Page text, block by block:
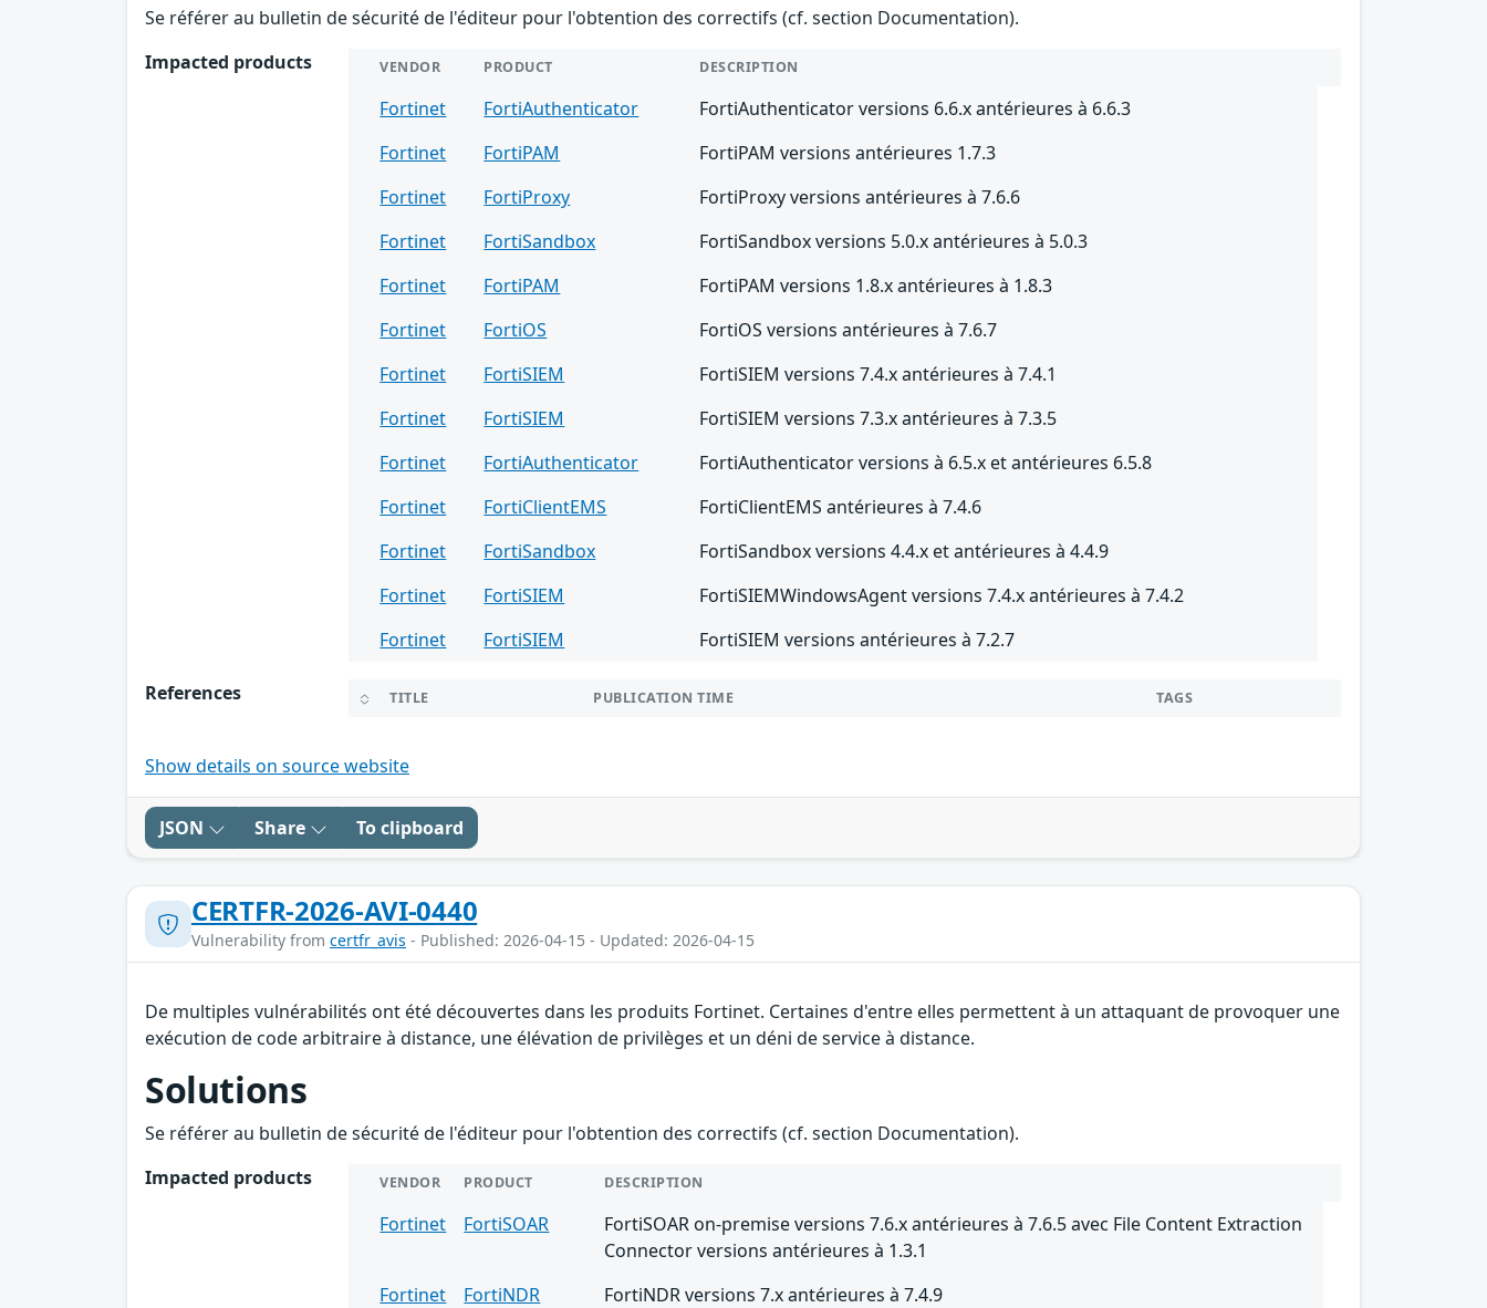
Se référer au bulletin de sécurité de l'éditeur pour l'obtention des correctifs (cf. section Documentation).
Impacted products
VENDOR PRODUCT DESCRIPTION
Fortinet FortiAuthenticator
FortiAuthenticator versions 6.6.x antérieures à 6.6.3
Fortinet
FortiPAM
FortiPAM versions antérieures 1.7.3
Fortinet
FortiProxy
FortiProxy versions antérieures à 7.6.6
Fortinet
FortiSandbox
FortiSandbox versions 5.0.x antérieures à 5.0.3
Fortinet
FortiPAM
FortiPAM versions 1.8.x antérieures à 1.8.3
Fortinet
FortiOS
FortiOS versions antérieures à 7.6.7
Fortinet
FortiSIEM
FortiSIEM versions 7.4.x antérieures à 7.4.1
Fortinet
FortiSIEM
FortiSIEM versions 7.3.x antérieures à 7.3.5
Fortinet
FortiAuthenticator
FortiAuthenticator versions à 6.5.x et antérieures 6.5.8
Fortinet
FortiClientEMS
FortiClientEMS antérieures à 7.4.6
Fortinet
FortiSandbox
FortiSandbox versions 4.4.x et antérieures à 4.4.9
Fortinet
FortiSIEM
FortiSIEMWindowsAgent versions 7.4.x antérieures à 7.4.2
Fortinet
FortiSIEM FortiSIEM versions antérieures à 7.2.7
References TITLE PUBLICATION TIME TAGS
Show details on source website
JSON Share To clipboard
CERTFR-2026-AVI-0440
Vulnerability from certfr_avis - Published: 2026-04-15 - Updated: 2026-04-15
De multiples vulnérabilités ont été découvertes dans les produits Fortinet. Certaines d'entre elles permettent à un attaquant de provoquer une
exécution de code arbitraire à distance, une élévation de privilèges et un déni de service à distance.
Solutions
Se référer au bulletin de sécurité de l'éditeur pour l'obtention des correctifs (cf. section Documentation).
Impacted products
VENDOR PRODUCT DESCRIPTION
Fortinet FortiSOAR
FortiSOAR on-premise versions 7.6.x antérieures à 7.6.5 avec File Content Extraction
Connector versions antérieures à 1.3.1
Fortinet
FortiNDR
FortiNDR versions 7.x antérieures à 7.4.9